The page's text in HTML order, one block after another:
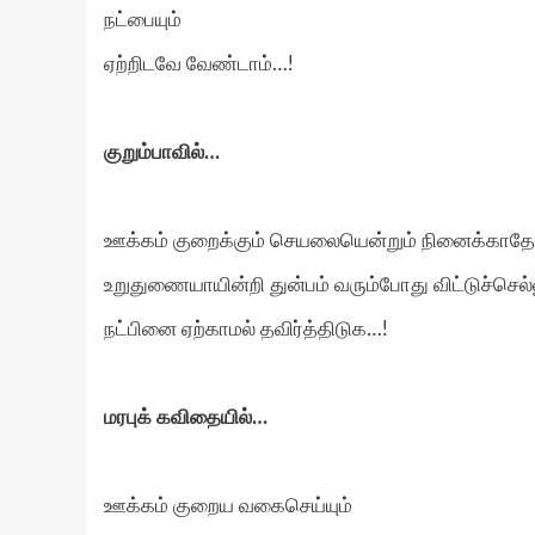
நட்பையும்
ஏற்றிடவே வேண்டாம்…!
குறும்பாவில்…
ஊக்கம் குறைக்கும் செயலையென்றும்
உறுதுணையாயின்றி துன்பம் வரும்போது
நட்பினை ஏற்காமல் தவிர்த்திடுக…!
மரபுக் கவிதையில்…
ஊக்கம் குறைய வகைசெய்யும்